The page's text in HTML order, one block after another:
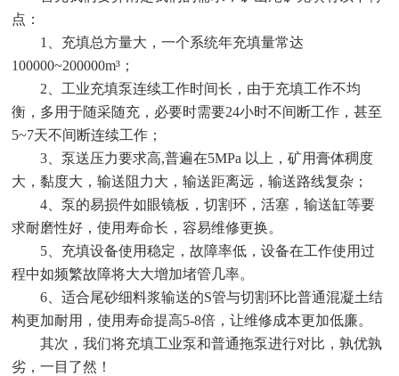
点：
1、充填总方量大，一个系统年充填量常达
100000~200000m³；
2、工业充填泵连续工作时间长，由于充填工作不均
衡，多用于随采随充，必要时需要24小时不间断工作，甚至
5~7天不间断连续工作；
3、泵送压力要求高,普遍在5MPa 以上，矿用膏体稠度
大，黏度大，输送阻力大，输送距离远，输送路线复杂；
4、泵的易损件如眼镜板，切割环，活塞，输送缸等要
求耐磨性好，使用寿命长，容易维修更换。
5、充填设备使用稳定，故障率低，设备在工作使用过
程中如频繁故障将大大增加堵管几率。
6、适合尾砂细料浆输送的S管与切割环比普通混凝土结
构更加耐用，使用寿命提高5-8倍，让维修成本更加低廉。
其次，我们将充填工业泵和普通拖泵进行对比，孰优孰
劣，一目了然！